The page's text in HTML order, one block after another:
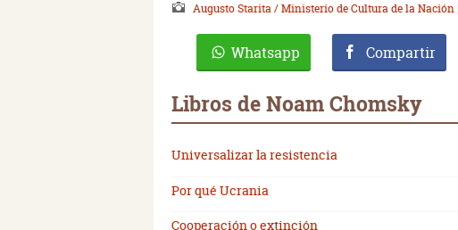
Augusto Starita / Ministerio de Cultura de la Nación
Whatsapp Compartir
Libros de Noam Chomsky
Universalizar la resistencia
Por qué Ucrania
Cooperación o extinción